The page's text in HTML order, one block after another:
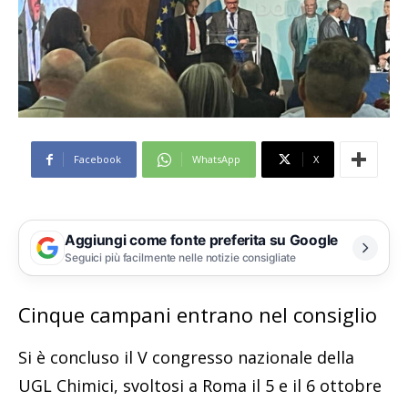
Facebook WhatsApp X
Aggiungi come fonte preferita su Google
Seguici più facilmente nelle notizie consigliate
Cinque campani entrano nel consiglio
Si è concluso il V congresso nazionale della
UGL Chimici, svoltosi a Roma il 5 e il 6 ottobre